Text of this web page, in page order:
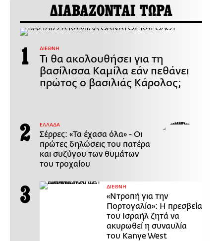
ΔΙΑΒΑΖΟΝΤΑΙ ΤΩΡΑ
ΔΙΕΘΝΗ
Τι θα ακολουθήσει για τη
βασίλισσα Καμίλα εάν πεθάνει
πρώτος ο βασιλιάς Κάρολος;
ΕΛΛΑΔΑ
Σέρρες: «Τα έχασα όλα» - Οι
πρώτες δηλώσεις του πατέρα
και συζύγου των θυμάτων
του τροχαίου
ΔΙΕΘΝΗ
«Ντροπή για την
Πορτογαλία»: Η πρεσβεία
του Ισραήλ ζητά να
ακυρωθεί η συναυλία
του Kanye West